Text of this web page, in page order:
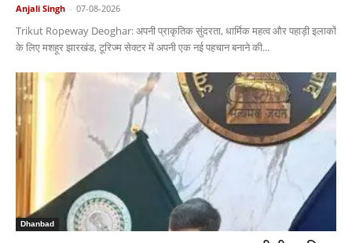
Anjali Singh - 07-08-2026
Trikut Ropeway Deoghar: अपनी प्राकृतिक सुंदरता, धार्मिक महत्व और पहाड़ी इलाकों
के लिए मशहूर झारखंड, टूरिज्म सेक्टर में अपनी एक नई पहचान बनाने की...
Dhanbad